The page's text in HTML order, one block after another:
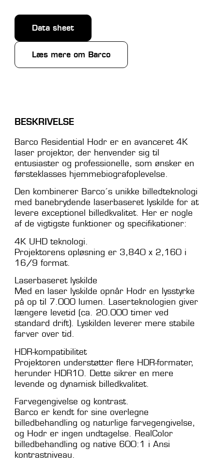
Data sheet
Læs mere om Barco
BESKRIVELSE
Barco Residential Hodr er en avanceret 4K
laser projektor, der henvender sig til
entusiaster og professionelle, som ønsker en
førsteklasses hjemmebiografoplevelse.
Den kombinerer Barco´s unikke billedteknologi
med banebrydende laserbaseret lyskilde for at
levere exceptionel billedkvalitet. Her er nogle
af de vigtigste funktioner og specifikationer:
4K UHD teknologi.
Projektorens opløsning er 3,840 x 2,160 i
16/9 format.
Laserbaseret lyskilde
Med en laser lyskilde opnår Hodr en lysstyrke
på op til 7.000 lumen. Laserteknologien giver
længere levetid (ca. 20.000 timer ved
standard drift). Lyskilden leverer mere stabile
farver over tid.
HDR-kompatibilitet
Projektoren understøtter flere HDR-formater,
herunder HDR10. Dette sikrer en mere
levende og dynamisk billedkvalitet.
Farvegengivelse og kontrast.
Barco er kendt for sine overlegne
billedbehandling og naturlige farvegengivelse,
og Hodr er ingen undtagelse. RealColor
billedbehandling og native 600:1 i Ansi
kontrastniveau.